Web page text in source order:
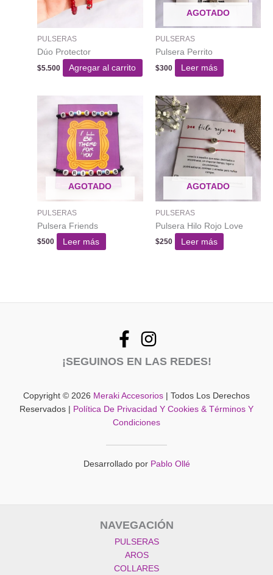
PULSERAS
Dúo Protector
$5.500 Agregar al carrito
AGOTADO
PULSERAS
Pulsera Perrito
$300 Leer más
AGOTADO
PULSERAS
Pulsera Friends
$500 Leer más
AGOTADO
PULSERAS
Pulsera Hilo Rojo Love
$250 Leer más
¡SEGUINOS EN LAS REDES!
Copyright © 2026 Meraki Accesorios | Todos Los Derechos
Reservados |
Política De Privacidad Y Cookies & Términos Y
Condiciones
Desarrollado por Pablo Ollé
NAVEGACIÓN
PULSERAS
AROS
COLLARES